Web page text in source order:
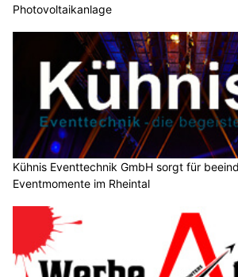
Photovoltaikanlage
Kühnis Eventtechnik GmbH sorgt für
Eventmomente im Rheintal